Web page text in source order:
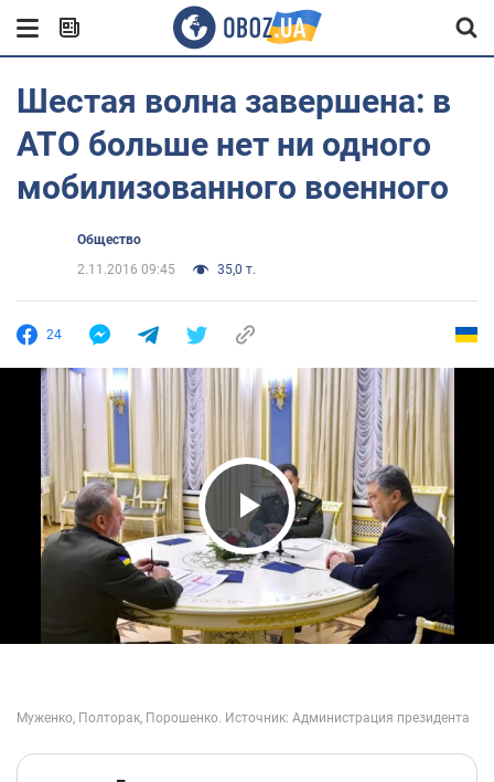
Шестая волна завершена: в
АТО больше нет ни одного
мобилизованного военного
Общество
2.11.2016 09:45
35,0 т.
24
Play Video